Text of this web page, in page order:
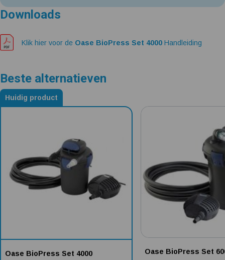
Downloads
Klik hier voor de Oase BioPress Set 4000 Handleiding
Beste alternatieven
Alternatieven voor Oase BioPress Set 4000
Huidig product
Oase BioPress Set 4000 Oase BioPress Set